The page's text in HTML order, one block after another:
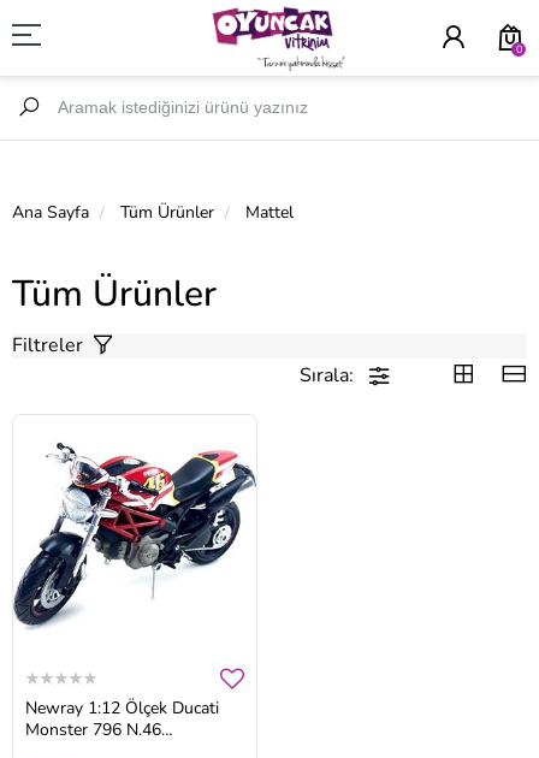
0
Ana Sayfa Tüm Ürünler Mattel
Tüm Ürünler
Filtreler
Sırala:
Newray 1:12 Ölçek Ducati
Monster 796 N.46